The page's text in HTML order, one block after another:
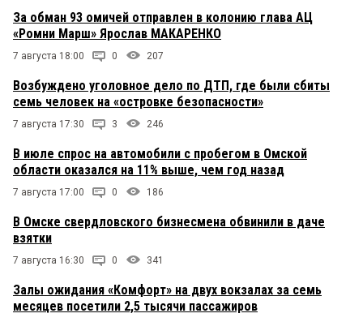
За обман 93 омичей отправлен в колонию глава АЦ
«Ромни Марш» Ярослав МАКАРЕНКО
7 августа 18:00 0 207
Возбуждено уголовное дело по ДТП, где были сбиты
семь человек на «островке безопасности»
7 августа 17:30 3 246
В июле спрос на автомобили с пробегом в Омской
области оказался на 11% выше, чем год назад
7 августа 17:00 0 186
В Омске свердловского бизнесмена обвинили в даче
взятки
7 августа 16:30 0 341
Залы ожидания «Комфорт» на двух вокзалах за семь
месяцев посетили 2,5 тысячи пассажиров